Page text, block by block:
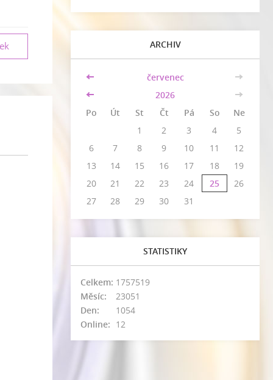
ARCHIV
<< červenec
>>
<<
2026
>>
Po
Út St Čt Pá So
Ne
1
2 3 4
5
6
7 8 9 10 11
12
13
14 15 16 17 18
19
20
21 22 23 24 25
26
27
28 29 30 31
STATISTIKY
Online: 12
Celkem: 1757519
Měsíc:
23051
Den:
1054